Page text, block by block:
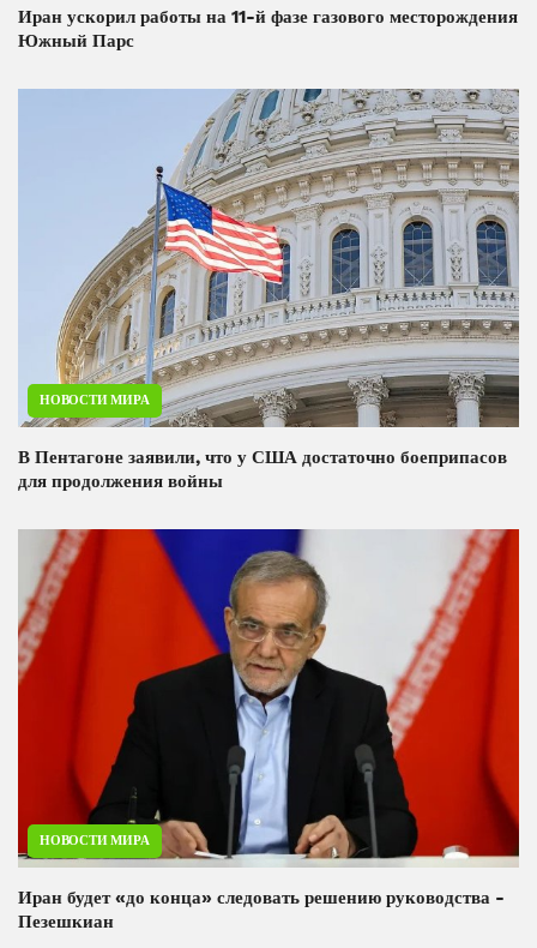
Иран ускорил работы на 11-й фазе газового месторождения
Южный Парс
НОВОСТИ МИРА
В Пентагоне заявили, что у США достаточно боеприпасов
для продолжения войны
НОВОСТИ МИРА
Иран будет «до конца» следовать решению руководства -
Пезешкиан